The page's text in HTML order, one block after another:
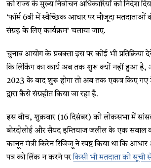
को राज्य के मुख्य निर्वाचन अधिकारियों को निर्देश
‘फॉर्म 6बी में स्वैच्छिक आधार पर मौजूदा
संग्रह के लिए कार्यक्रम’ चलाया जाए.
चुनाव आयोग के प्रवक्ता इस पर कोई भी प्रतिक्रिया
कि लिंकिंग का कार्य अब तक शुरू क्यों नहीं हुआ है,
2023 के बाद शुरू होगा तो अब तक एकत्र किए गए
द्वारा कैसे संग्रहीत किया जा रहा है.
इस बीच, शुक्रवार (16 दिसंबर) को लोकसभा में सांसद
बोरदोलोई और सैयद इम्तियाज जलील के एक सवाल
कानून मंत्री किरेन रिजिजू ने स्पष्ट किया था कि
पत्र को लिंक न करने परकिसी भी मतदाता को सूची